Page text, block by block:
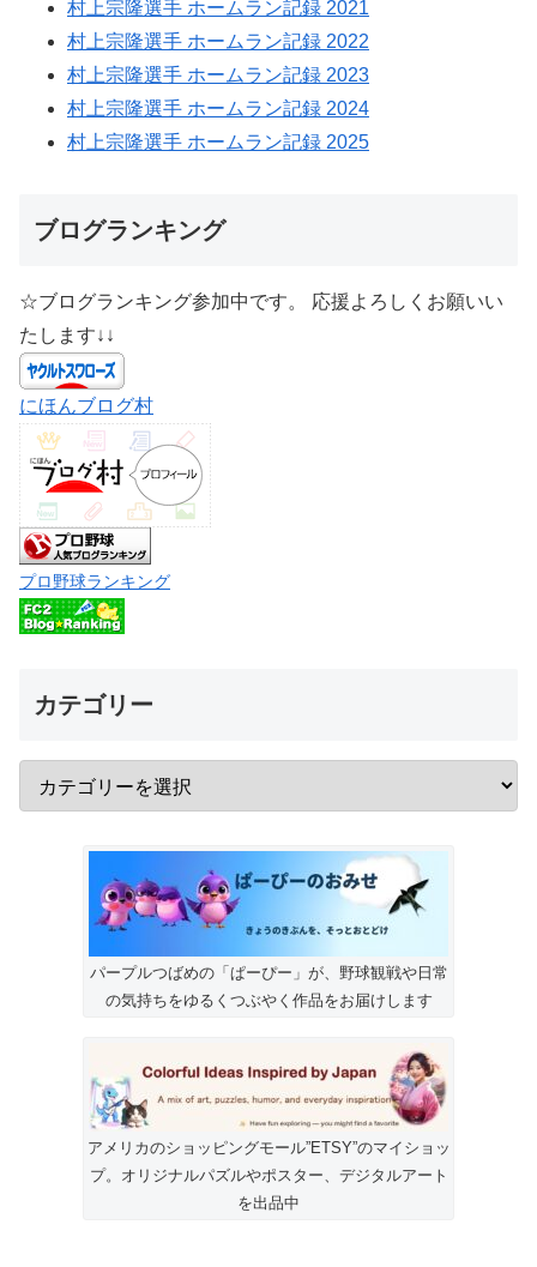
村上宗隆選手 ホームラン記録 2021
村上宗隆選手 ホームラン記録 2022
村上宗隆選手 ホームラン記録 2023
村上宗隆選手 ホームラン記録 2024
村上宗隆選手 ホームラン記録 2025
ブログランキング
☆ブログランキング参加中です。 応援よろしくお願いい
たします↓↓
にほんブログ村
プロ野球ランキング
カテゴリー
パープルつばめの「ぱーぴー」が、野球観戦や日常
の気持ちをゆるくつぶやく作品をお届けします
アメリカのショッピングモール”ETSY”のマイショッ
プ。オリジナルパズルやポスター、デジタルアート
を出品中